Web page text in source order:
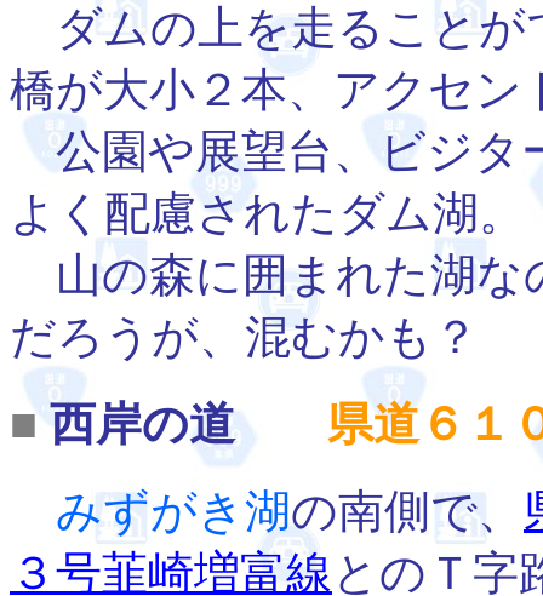
ダムの上を走ることが
橋が大小２本、アクセン
公園や展望台、ビジタ
よく配慮されたダム湖。
山の森に囲まれた湖な
だろうが、混むかも？
■ 西岸の道
県道６１
みずがき湖の南側で、
３号韮崎増富線 とのＴ字